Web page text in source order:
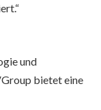
und
bietet eine